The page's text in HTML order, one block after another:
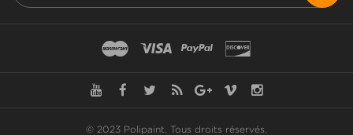
© 2023 Polipaint. Tous droits réservés.